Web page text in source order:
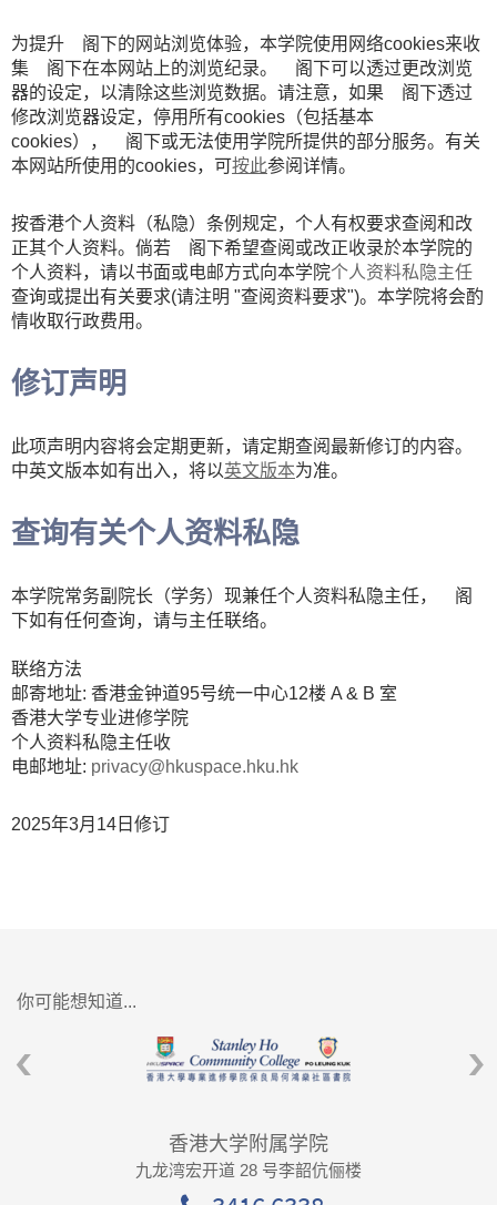
为提升 阁下的网站浏览体验，本学院使用网络cookies来收
集 阁下在本网站上的浏览纪录。 阁下可以透过更改浏览
器的设定，以清除这些浏览数据。请注意，如果 阁下透过
修改浏览器设定，停用所有cookies（包括基本
cookies）， 阁下或无法使用学院所提供的部分服务。有关
本网站所使用的cookies，可按此参阅详情。
按香港个人资料（私隐）条例规定，个人有权要求查阅和改
正其个人资料。倘若 阁下希望查阅或改正收录於本学院的
个人资料，请以书面或电邮方式向本学院个人资料私隐主任
查询或提出有关要求(请注明 "查阅资料要求")。本学院将会酌
情收取行政费用。
修订声明
此项声明内容将会定期更新，请定期查阅最新修订的内容。
中英文版本如有出入，将以英文版本为准。
查询有关个人资料私隐
本学院常务副院长（学务）现兼任个人资料私隐主任， 阁
下如有任何查询，请与主任联络。
联络方法
邮寄地址: 香港金钟道95号统一中心12楼 A & B 室
香港大学专业进修学院
个人资料私隐主任收
电邮地址: privacy@hkuspace.hku.hk
2025年3月14日修订
你可能想知道...
香港大学附属学院
九龙湾宏开道 28 号李韶伉俪楼